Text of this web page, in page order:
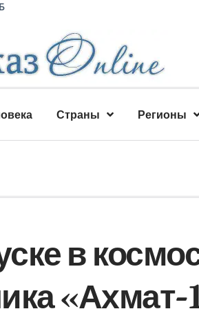
Страны Регионы
в
«Ахмат-